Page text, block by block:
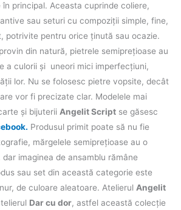
principal. Aceasta cuprinde coliere,
sau seturi cu compoziţii simple, fine,
potrivite pentru orice ţinută sau ocazie.
din natură, pietrele semipreţioase au
a culorii şi uneori mici imperfecţiuni,
lor. Nu se folosesc pietre vopsite, decât
vor fi precizate clar. Modelele mai
şi bijuterii Angelit Script se găsesc
Produsul primit poate să nu fie
mărgelele semipreţioase au o
imaginea de ansamblu rămâne
sau set din această categorie este
de culoare aleatoare. Atelierul Angelit
Dar cu dor, astfel această colecţie